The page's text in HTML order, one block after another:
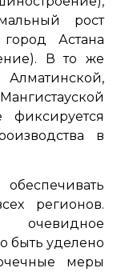
рост
Астана
В то же
в
регионов.
очевидное
быть уделено
меры